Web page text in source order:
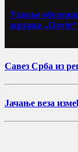
Уздоље
жртава „Олује“
Савез Срба из
Јачање веза